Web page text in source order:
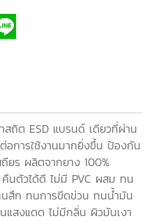
ถิต ESD แบรนด์ เดียวที่ผ่าน
การใช้งานมากยิ่งขึ้น ป้องกัน
ยร ผลิตจากยาง 100%
นตัวได้ดี ไม่มี PVC ผสม ทน
สึก ทนการขีดข่วน ทนน้ำมัน
นแสงแดด ไม่มีกลิ่น ผิวมันเงา